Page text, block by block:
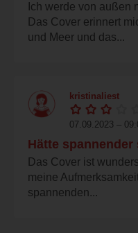
Ich werde von außen
Das Cover erinnert
und Meer und das...
kristinaliest
07.09.2023 –
Hätte spannender
Das Cover ist
meine
spannenden...